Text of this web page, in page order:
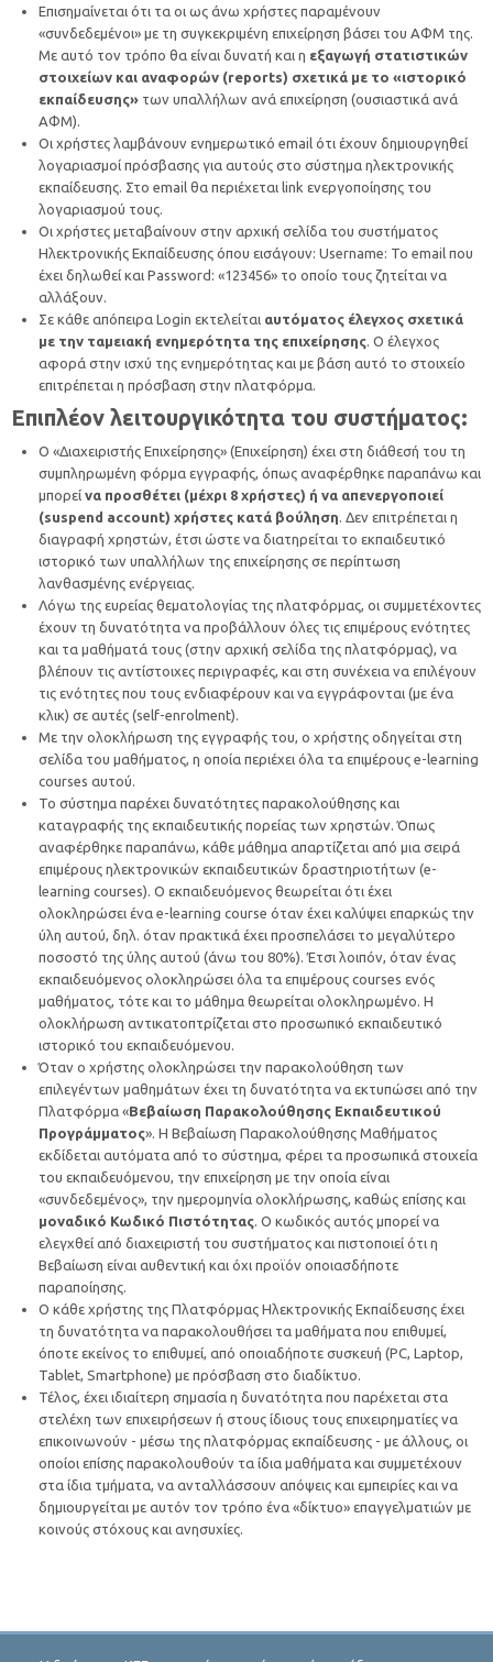
Επισημαίνεται ότι τα οι ως άνω χρήστες παραμένουν
«συνδεδεμένοι» με τη συγκεκριμένη επιχείρηση βάσει του ΑΦΜ της.
Με αυτό τον τρόπο θα είναι δυνατή και η εξαγωγή στατιστικών
στοιχείων και αναφορών (reports) σχετικά με το «ιστορικό
εκπαίδευσης» των υπαλλήλων ανά επιχείρηση (ουσιαστικά ανά
ΑΦΜ).
Οι χρήστες λαμβάνουν ενημερωτικό email ότι έχουν δημιουργηθεί
λογαριασμοί πρόσβασης για αυτούς στο σύστημα ηλεκτρονικής
εκπαίδευσης. Στο email θα περιέχεται link ενεργοποίησης του
λογαριασμού τους.
Οι χρήστες μεταβαίνουν στην αρχική σελίδα του συστήματος
Ηλεκτρονικής Εκπαίδευσης όπου εισάγουν: Username: Το email που
έχει δηλωθεί και Password: «123456» το οποίο τους ζητείται να
αλλάξουν.
Σε κάθε απόπειρα Login εκτελείται αυτόματος έλεγχος σχετικά
με την ταμειακή ενημερότητα της επιχείρησης. Ο έλεγχος
αφορά στην ισχύ της ενημερότητας και με βάση αυτό το στοιχείο
επιτρέπεται η πρόσβαση στην πλατφόρμα.
Επιπλέον λειτουργικότητα του συστήματος:
Ο «Διαχειριστής Επιχείρησης» (Επιχείρηση) έχει στη διάθεσή του τη
συμπληρωμένη φόρμα εγγραφής, όπως αναφέρθηκε παραπάνω και
μπορεί να προσθέτει (μέχρι 8 χρήστες) ή να απενεργοποιεί
(suspend account) χρήστες κατά βούληση. Δεν επιτρέπεται η
διαγραφή χρηστών, έτσι ώστε να διατηρείται το εκπαιδευτικό
ιστορικό των υπαλλήλων της επιχείρησης σε περίπτωση
λανθασμένης ενέργειας.
Λόγω της ευρείας θεματολογίας της πλατφόρμας, οι συμμετέχοντες
έχουν τη δυνατότητα να προβάλλουν όλες τις επιμέρους ενότητες
και τα μαθήματά τους (στην αρχική σελίδα της πλατφόρμας), να
βλέπουν τις αντίστοιχες περιγραφές, και στη συνέχεια να επιλέγουν
τις ενότητες που τους ενδιαφέρουν και να εγγράφονται (με ένα
κλικ) σε αυτές (self-enrolment).
Με την ολοκλήρωση της εγγραφής του, ο χρήστης οδηγείται στη
σελίδα του μαθήματος, η οποία περιέχει όλα τα επιμέρους e-learning
courses αυτού.
Το σύστημα παρέχει δυνατότητες παρακολούθησης και
καταγραφής της εκπαιδευτικής πορείας των χρηστών. Όπως
αναφέρθηκε παραπάνω, κάθε μάθημα απαρτίζεται από μια σειρά
επιμέρους ηλεκτρονικών εκπαιδευτικών δραστηριοτήτων (e-
learning courses). Ο εκπαιδευόμενος θεωρείται ότι έχει
ολοκληρώσει ένα e-learning course όταν έχει καλύψει επαρκώς την
ύλη αυτού, δηλ. όταν πρακτικά έχει προσπελάσει το μεγαλύτερο
ποσοστό της ύλης αυτού (άνω του 80%). Έτσι λοιπόν, όταν ένας
εκπαιδευόμενος ολοκληρώσει όλα τα επιμέρους courses ενός
μαθήματος, τότε και το μάθημα θεωρείται ολοκληρωμένο. Η
ολοκλήρωση αντικατοπτρίζεται στο προσωπικό εκπαιδευτικό
ιστορικό του εκπαιδευόμενου.
Όταν ο χρήστης ολοκληρώσει την παρακολούθηση των
επιλεγέντων μαθημάτων έχει τη δυνατότητα να εκτυπώσει από την
Πλατφόρμα «Βεβαίωση Παρακολούθησης Εκπαιδευτικού
Προγράμματος». Η Βεβαίωση Παρακολούθησης Μαθήματος
εκδίδεται αυτόματα από το σύστημα, φέρει τα προσωπικά στοιχεία
του εκπαιδευόμενου, την επιχείρηση με την οποία είναι
«συνδεδεμένος», την ημερομηνία ολοκλήρωσης, καθώς επίσης και
μοναδικό Κωδικό Πιστότητας. Ο κωδικός αυτός μπορεί να
ελεγχθεί από διαχειριστή του συστήματος και πιστοποιεί ότι η
Βεβαίωση είναι αυθεντική και όχι προϊόν οποιασδήποτε
παραποίησης.
Ο κάθε χρήστης της Πλατφόρμας Ηλεκτρονικής Εκπαίδευσης έχει
τη δυνατότητα να παρακολουθήσει τα μαθήματα που επιθυμεί,
όποτε εκείνος το επιθυμεί, από οποιαδήποτε συσκευή (PC, Laptop,
Tablet, Smartphone) με πρόσβαση στο διαδίκτυο.
Τέλος, έχει ιδιαίτερη σημασία η δυνατότητα που παρέχεται στα
στελέχη των επιχειρήσεων ή στους ίδιους τους επιχειρηματίες να
επικοινωνούν - μέσω της πλατφόρμας εκπαίδευσης - με άλλους, οι
οποίοι επίσης παρακολουθούν τα ίδια μαθήματα και συμμετέχουν
στα ίδια τμήματα, να ανταλλάσσουν απόψεις και εμπειρίες και να
δημιουργείται με αυτόν τον τρόπο ένα «δίκτυο» επαγγελματιών με
κοινούς στόχους και ανησυχίες.